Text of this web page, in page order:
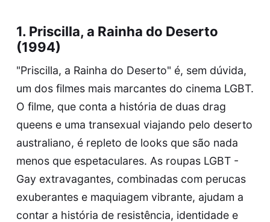
1. Priscilla, a Rainha do Deserto
(1994)
"Priscilla, a Rainha do Deserto" é, sem dúvida,
um dos filmes mais marcantes do cinema LGBT.
O filme, que conta a história de duas drag
queens e uma transexual viajando pelo deserto
australiano, é repleto de looks que são nada
menos que espetaculares. As roupas LGBT -
Gay extravagantes, combinadas com perucas
exuberantes e maquiagem vibrante, ajudam a
contar a história de resistência, identidade e